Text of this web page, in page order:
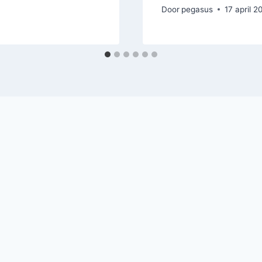
Door pegasus 17 april